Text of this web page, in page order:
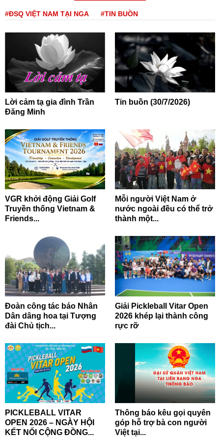
#ĐSQ VIỆT NAM TẠI NGA #TIN BUỒN
Lời cảm tạ gia đình Trần
Đăng Minh
Tin buồn (30/7/2026)
VGR khởi động Giải Golf
Truyền thống Vietnam &
Friends...
Mỗi người Việt Nam ở
nước ngoài đều có thể trở
thành một...
Đoàn công tác báo Nhân
Dân dâng hoa tại Tượng
đài Chủ tịch...
Giải Pickleball Vitar Open
2026 khép lại thành công
rực rỡ
PICKLEBALL VITAR
OPEN 2026 – NGÀY HỘI
KẾT NỐI CỘNG ĐỒNG...
Thông báo kêu gọi quyên
góp hỗ trợ bà con người
Việt tại...